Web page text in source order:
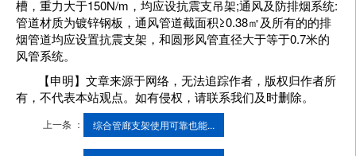
槽，重力大于150N/m，均应设抗震支吊架;通风及防排烟系统:
管道材质为镀锌钢板，通风管道截面积≥0.38㎡及所有的的排
烟管道均应设置抗震支架，和圆形风管直径大于等于0.7米的
风管系统。
【申明】文章来源于网络，无法追踪作者，版权归作者所
有，不代表本站观点。如有侵权，请联系我们及时删除。
上一条 ： 综合管廊支架使用可靠也能...